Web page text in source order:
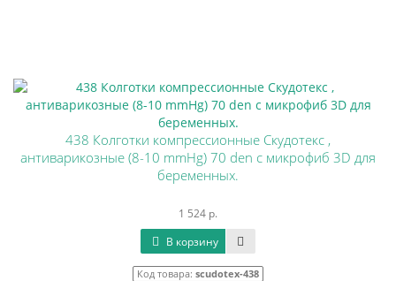
438 Колготки компрессионные Скудотекс ,
антиварикозные (8-10 mmHg) 70 den с микрофиб 3D для
беременных.
1 524 р.
В корзину
Код товара: scudotex-438